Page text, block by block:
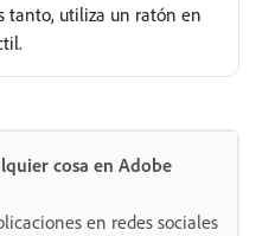
tanto, utiliza un ratón en
cosa en Adobe
en redes sociales